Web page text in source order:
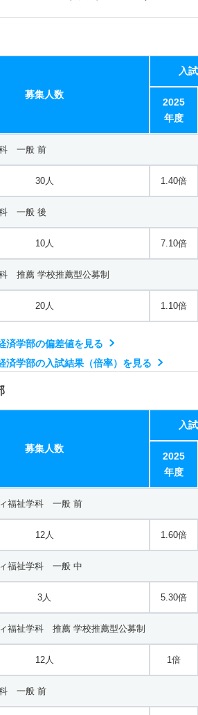
募集人数
入
2025
年度
一般 前
30人 1.40倍
一般 後
10人 7.10倍
推薦 学校推薦型公募制
20人 1.10倍
済学部の偏差値を見る
済学部の入試結果（倍率）を見る
募集人数
入
2025
年度
福祉学科 一般 前
12人 1.60倍
福祉学科 一般 中
3人 5.30倍
福祉学科 推薦 学校推薦型公募制
12人 1倍
一般 前